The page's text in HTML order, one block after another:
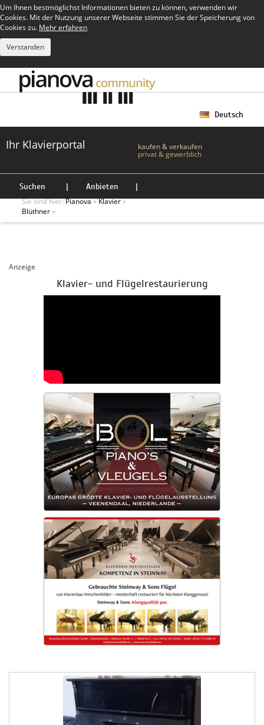
Um Ihnen bestmöglichst Informationen bieten zu können, verwenden wir
Cookies. Mit der Nutzung unserer Webseite stimmen Sie der Speicherung von
Cookies zu. Mehr erfahren
Verstanden
Deutsch
Ihr Klavierportal kaufen & verkaufen
privat & gewerblich
Suchen | Anbieten
|
Sie sind hier:Pianova»Klavier»
Blüthner »
Anzeige
Klavier- und Flügelrestaurierung